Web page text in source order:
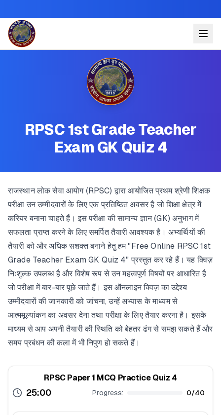
RPSC 1st Grade Teacher
Exam GK Quiz 4
राजस्थान लोक सेवा आयोग (RPSC) द्वारा आयोजित प्रथम श्रेणी शिक्षक
परीक्षा उन उम्मीदवारों के लिए एक प्रतिष्ठित अवसर है जो शिक्षा क्षेत्र में
करियर बनाना चाहते हैं। इस परीक्षा की सामान्य ज्ञान (GK) अनुभाग में
सफलता प्राप्त करने के लिए समर्पित तैयारी आवश्यक है। अभ्यर्थियों की
तैयारी को और अधिक सशक्त बनाने हेतु हम "Free Online RPSC 1st
Grade Teacher Exam GK Quiz 4" प्रस्तुत कर रहे हैं। यह क्विज़
निःशुल्क उपलब्ध है और विशेष रूप से उन महत्वपूर्ण विषयों पर आधारित है
जो परीक्षा में बार-बार पूछे जाते हैं। इस ऑनलाइन क्विज़ का उद्देश्य
उम्मीदवारों की जानकारी को जांचना, उन्हें अभ्यास के माध्यम से
आत्ममूल्यांकन का अवसर देना तथा परीक्षा के लिए तैयार करना है। इसके
माध्यम से आप अपनी तैयारी की स्थिति को बेहतर ढंग से समझ सकते हैं और
समय प्रबंधन की कला में भी निपुण हो सकते हैं।
RPSC Paper 1 MCQ Practice Quiz 4
25:00 Progress: 0/40